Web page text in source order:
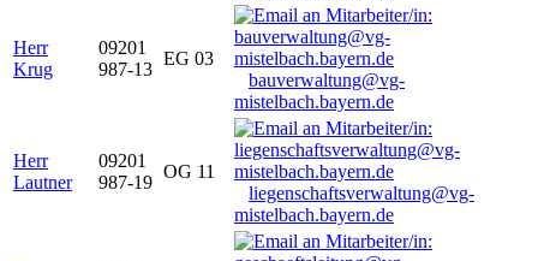
Herr
Krug
09201
987-13
EG 03
bauverwaltung@vg-
mistelbach.bayern.de
Herr
Lautner
09201
987-19
OG 11
liegenschaftsverwaltung@vg-
mistelbach.bayern.de